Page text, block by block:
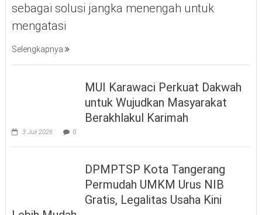
sebagai solusi jangka menengah untuk
mengatasi
Selengkapnya
MUI Karawaci Perkuat Dakwah
untuk Wujudkan Masyarakat
Berakhlakul Karimah
3 Juli 2026 0
DPMPTSP Kota Tangerang
Permudah UMKM Urus NIB
Gratis, Legalitas Usaha Kini